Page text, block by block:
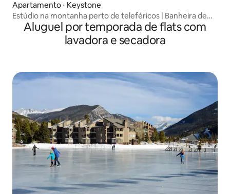
Apartamento ⋅ Keystone
Estúdio na montanha perto de teleféricos | Banheira de
hidromassagem e cozinha
Aluguel por temporada de flats com
lavadora e secadora